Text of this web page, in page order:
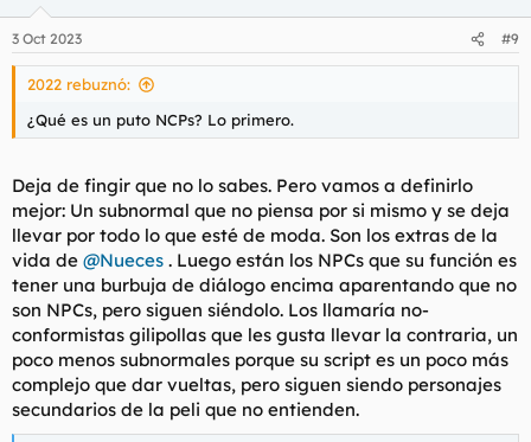
e
s
3 Oct 2023 #9
2022 rebuznó:
¿Qué es un puto NCPs? Lo primero.
Deja de fingir que no lo sabes. Pero vamos a definirlo
mejor: Un subnormal que no piensa por si mismo y se deja
llevar por todo lo que esté de moda. Son los extras de la
vida de @Nueces . Luego están los NPCs que su función es
tener una burbuja de diálogo encima aparentando que no
son NPCs, pero siguen siéndolo. Los llamaría no-
conformistas gilipollas que les gusta llevar la contraria, un
poco menos subnormales porque su script es un poco más
complejo que dar vueltas, pero siguen siendo personajes
secundarios de la peli que no entienden.